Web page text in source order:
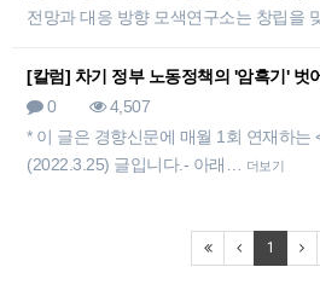
전망과 대응 방향 모색연구소는 창립을
[칼럼] 차기 정부 노동정책의 '암흑기' 벗
0
4,507
* 이 글은 경향신문에 매월 1회 연재하는
(2022.3.25) 글입니다.- 아래…
더보기
1